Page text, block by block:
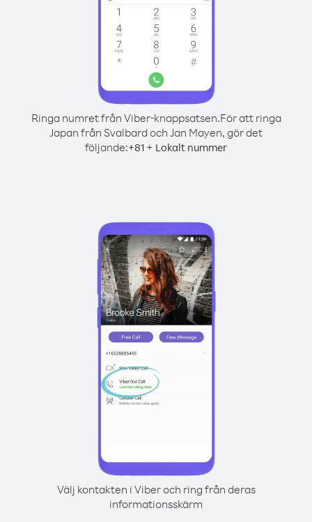
Ringa numret från Viber-knappsatsen.För att ringa
Japan från Svalbard och Jan Mayen, gör det
följande:+81 + Lokalt nummer
Välj kontakten i Viber och ring från deras
informationsskärm